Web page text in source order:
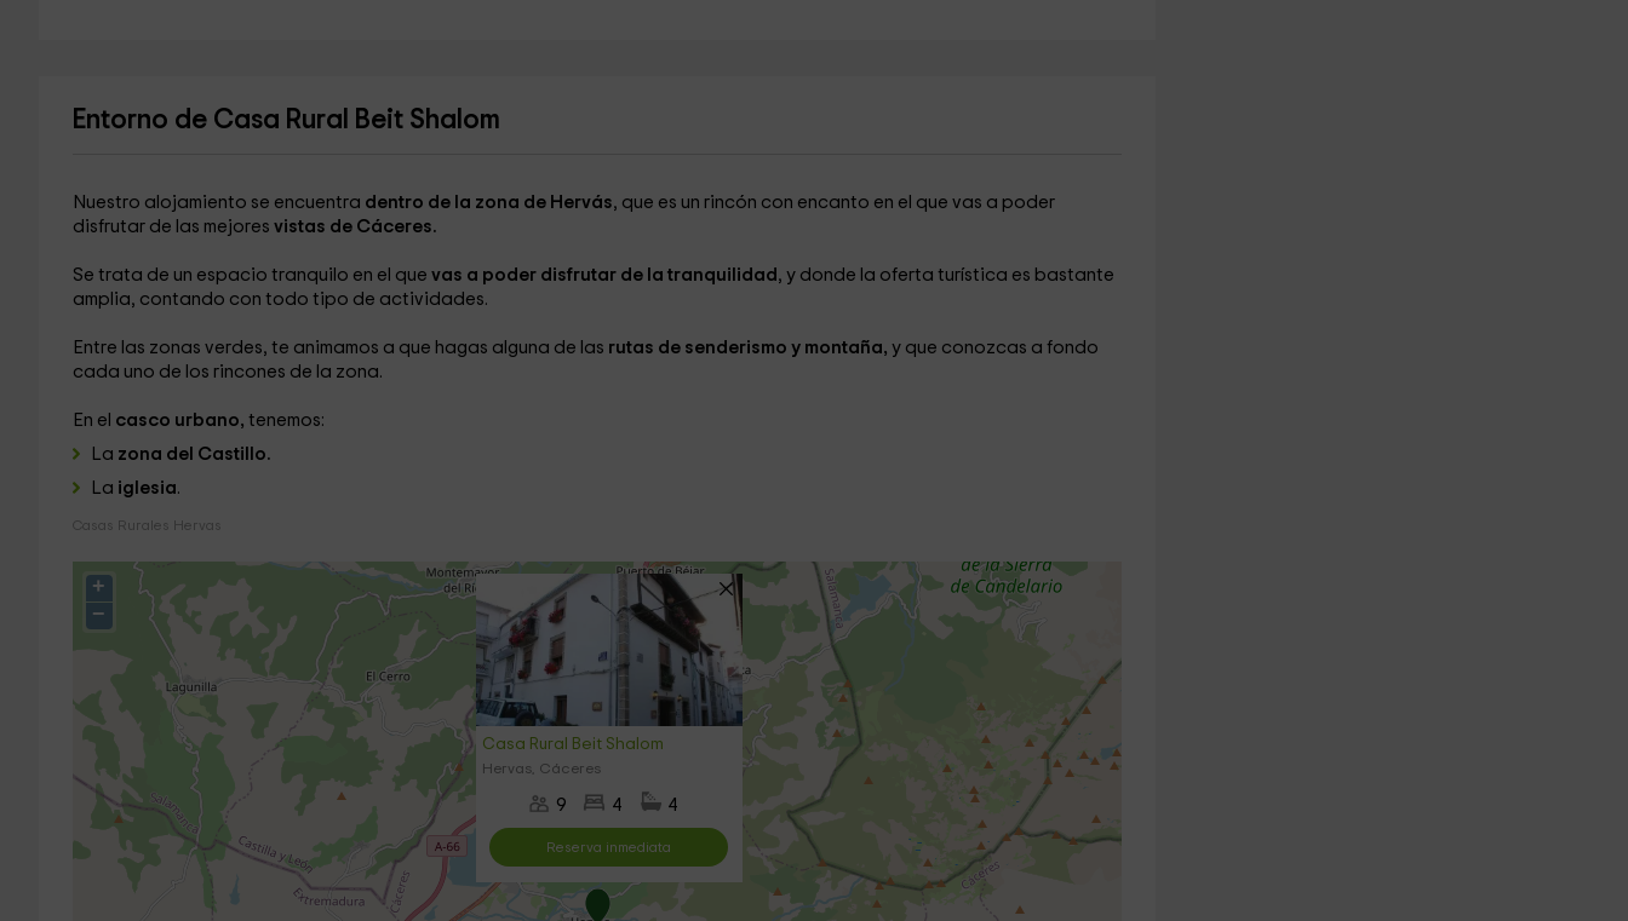
Entorno de Casa Rural Beit Shalom
Nuestro alojamiento se encuentra dentro de la zona de Hervás, que es un rincón con encanto en el que vas a poder
disfrutar de las mejores vistas de Cáceres.
Se trata de un espacio tranquilo en el que vas a poder disfrutar de la tranquilidad , y donde la oferta turística es bastante
amplia, contando con todo tipo de actividades.
Entre las zonas verdes, te animamos a que hagas alguna de las rutas de senderismo y montaña, y que conozcas a fondo
cada uno de los rincones de la zona.
En el casco urbano, tenemos:
La zona del Castillo.
La iglesia.
Casas Rurales Hervas
Casa Rural Beit Shalom
Hervas, Cáceres
9 4 4
Reserva inmediata
+
−